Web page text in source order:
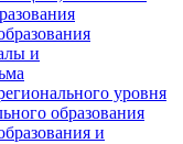
и
уровня
образования
и